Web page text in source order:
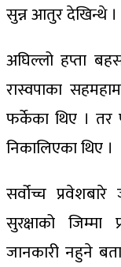
सुन्न आतुर देखिन्थे ।
अघिल्लो हप्ता
रास्वपाका
फर्केका थिए ।
निकालिएका थिए ।
सर्वोच्च
सुरक्षाको
जानकारी नहुने